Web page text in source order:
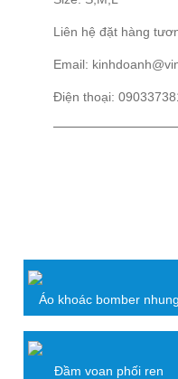
Liên hệ đặt hàng
Email:
Điện thoại:
Áo khoác bomber nhung
Đầm voan phối ren